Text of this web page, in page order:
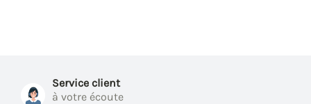
Service client
à votre écoute